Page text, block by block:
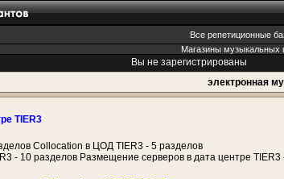
Все репетиционные
Магазины музыкальных
Вы не зарегистрированы
электронная
TIER3
Collocation в ЦОД TIER3 - 5 разделов
- 10 разделов Размещение серверов в дата центре TIER3